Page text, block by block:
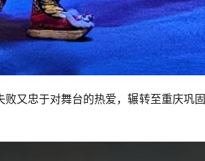
又忠于对舞台的热爱，辗转至重庆巩固